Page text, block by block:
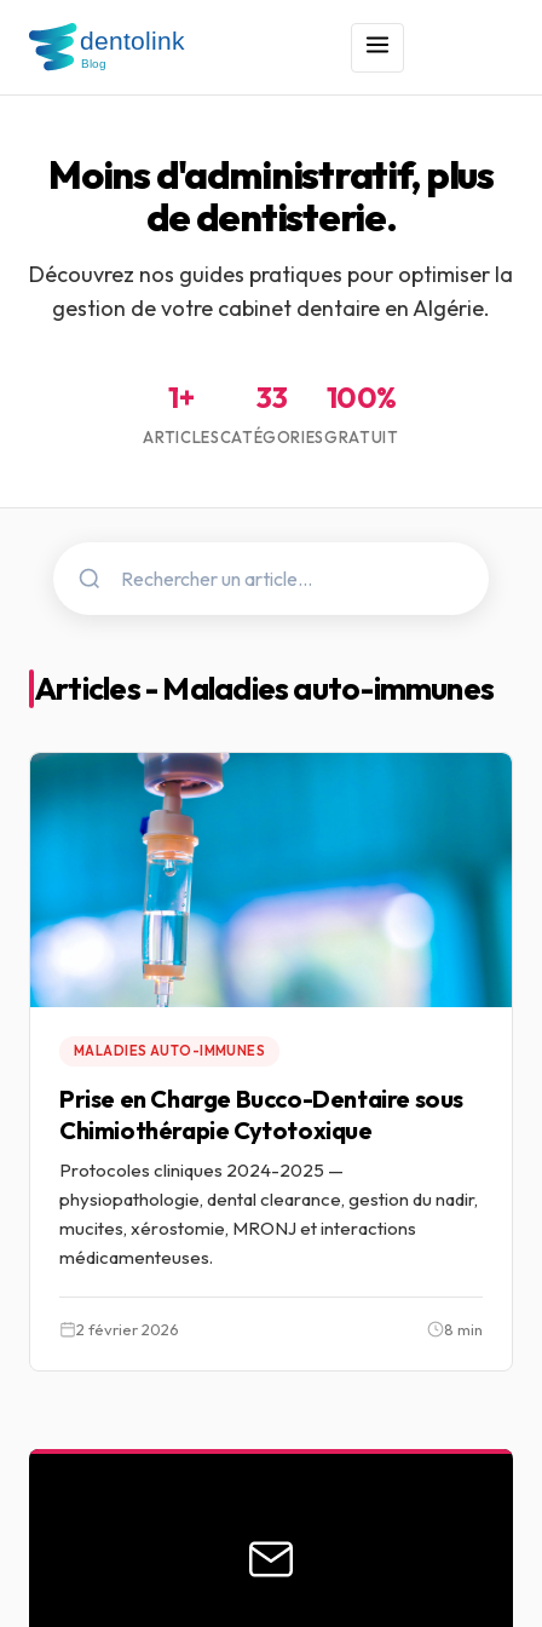
Moins d'administratif, plus
de dentisterie.
Découvrez nos guides pratiques pour optimiser la
gestion de votre cabinet dentaire en Algérie.
1+
ARTICLES
33
CATÉGORIES
100%
GRATUIT
Articles - Maladies auto-immunes
MALADIES AUTO-IMMUNES
Prise en Charge Bucco-Dentaire sous
Chimiothérapie Cytotoxique
Protocoles cliniques 2024-2025 —
physiopathologie, dental clearance, gestion du nadir,
mucites, xérostomie, MRONJ et interactions
médicamenteuses.
2 février 2026 8 min